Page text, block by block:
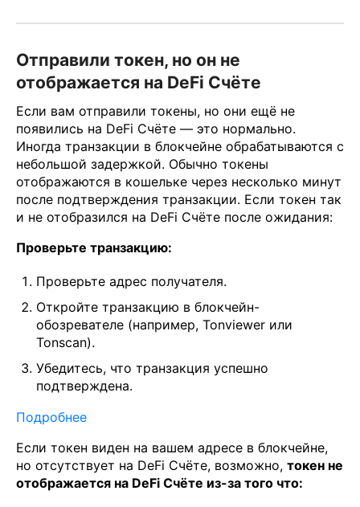
Отправили токен, но он не
отображается на DeFi Счёте
Если вам отправили токены, но они ещё не
появились на DeFi Счёте — это нормально.
Иногда транзакции в блокчейне обрабатываются с
небольшой задержкой. Обычно токены
отображаются в кошельке через несколько минут
после подтверждения транзакции. Если токен так
и не отобразился на DeFi Счёте после ожидания:
Проверьте транзакцию:
Проверьте адрес получателя.
Откройте транзакцию в блокчейн-
обозревателе (например, Tonviewer или
Tonscan).
Убедитесь, что транзакция успешно
подтверждена.
Подробнее
Если токен виден на вашем адресе в блокчейне,
но отсутствует на DeFi Счёте, возможно, токен не
отображается на DeFi Счёте из-за того что: